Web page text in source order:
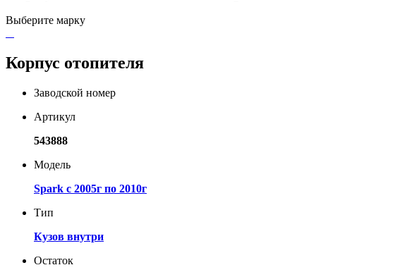
Выберите марку
Корпус отопителя
Заводской номер
Артикул
543888
Модель
Spark с 2005г по 2010г
Тип
Кузов внутри
Остаток